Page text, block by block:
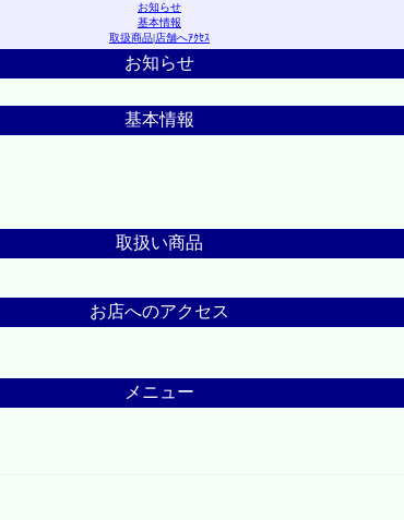
お知らせ
基本情報
取扱商品|店舗へｱｸｾｽ
お知らせ
基本情報
取扱い商品
お店へのアクセス
メニュー